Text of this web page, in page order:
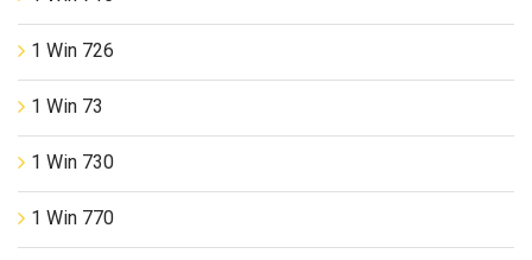
1 Win 726
1 Win 73
1 Win 730
1 Win 770